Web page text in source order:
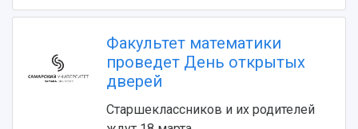
Об университете
Ключевые факты
Новости
Образование
Абитуриенту
Научно-исследовательская деятельность
Научные школы и ведущие научные коллективы
Факультет математики
проведет День открытых
дверей
Старшеклассников и их родителей